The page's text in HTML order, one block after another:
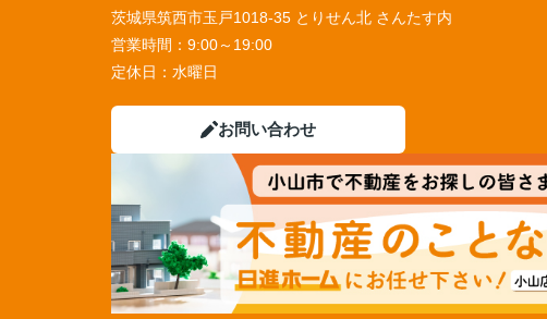
茨城県筑西市玉戸1018-35 とりせん北 さんたす内
営業時間： 9:00～19:00
定休日： 水曜日
お問い合わせ